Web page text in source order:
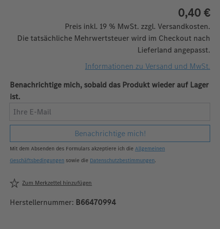
0,40 €
Preis inkl. 19 % MwSt. zzgl. Versandkosten.
Die tatsächliche Mehrwertsteuer wird im Checkout nach
Lieferland angepasst.
Informationen zu Versand und MwSt.
Benachrichtige mich, sobald das Produkt wieder auf Lager
ist.
Ihre E-Mail
Benachrichtige mich!
Mit dem Absenden des Formulars akzeptiere ich die Allgemeinen
Geschäftsbedingungen sowie die Datenschutzbestimmungen.
Zum Merkzettel hinzufügen
Herstellernummer: B66470994